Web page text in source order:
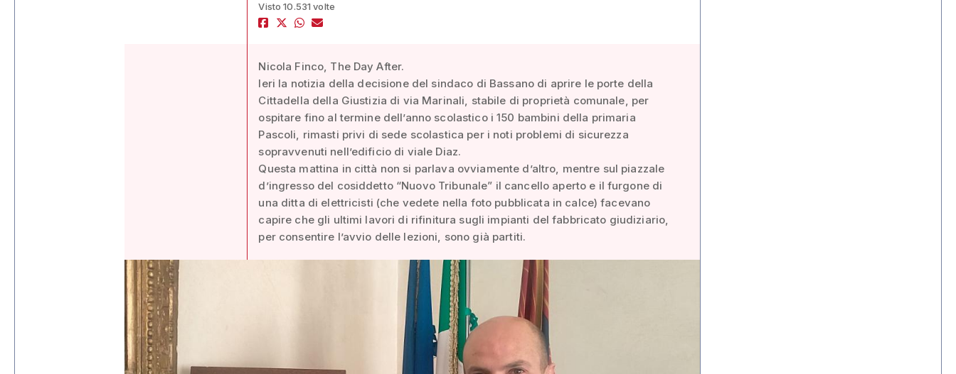
Visto 10.531 volte
Nicola Finco, The Day After.
Ieri la notizia della decisione del sindaco di Bassano di aprire le porte della
Cittadella della Giustizia di via Marinali, stabile di proprietà comunale, per
ospitare fino al termine dell’anno scolastico i 150 bambini della primaria
Pascoli, rimasti privi di sede scolastica per i noti problemi di sicurezza
sopravvenuti nell’edificio di viale Diaz.
Questa mattina in città non si parlava ovviamente d’altro, mentre sul piazzale
d’ingresso del cosiddetto “Nuovo Tribunale” il cancello aperto e il furgone di
una ditta di elettricisti (che vedete nella foto pubblicata in calce) facevano
capire che gli ultimi lavori di rifinitura sugli impianti del fabbricato giudiziario,
per consentire l’avvio delle lezioni, sono già partiti.